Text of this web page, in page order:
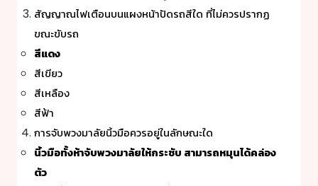
สัญญาณไฟเตือนบนแผงหน้าปัดรถสีใด ที่ไม่ควรปรากฏ
ขณะขับรถ
สีแดง
สีเขียว
สีเหลือง
สีฟ้า
การจับพวงมาลัยนิ้วมือควรอยู่ในลักษณะใด
นิ้วมือทั้งห้าจับพวงมาลัยให้กระชับ สามารถหมุนได้คล่อง
ตัว